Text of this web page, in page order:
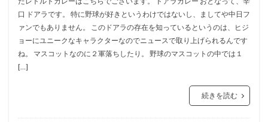
口 ドアラです。 特に野球が好きというわけではないし、ましてや中日フ
ァンでもありません。 このドアラの存在を知っているというのは、ヒジ
ョーにユニークなキャラクターなのでニュースで取り上げられるんです
ね。 マスコットなのに２軍落ちしたり。 野球のマスコットの中では１
[…]
続きを読む